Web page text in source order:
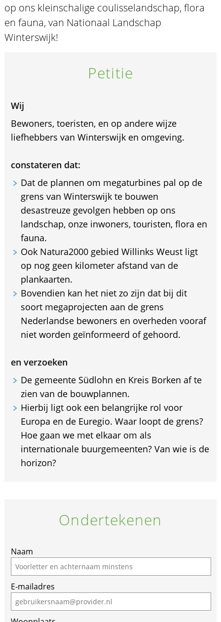
op ons kleinschalige coulisselandschap, flora
en fauna, van Nationaal Landschap
Winterswijk!
Petitie
Wij
Bewoners, toeristen, en op andere wijze
liefhebbers van Winterswijk en omgeving.
constateren dat:
Dat de plannen om megaturbines pal op de
grens van Winterswijk te bouwen
desastreuze gevolgen hebben op ons
landschap, onze inwoners, touristen, flora en
fauna.
Ook Natura2000 gebied Willinks Weust ligt
op nog geen kilometer afstand van de
plankaarten.
Bovendien kan het niet zo zijn dat bij dit
soort megaprojecten aan de grens
Nederlandse bewoners en overheden vooraf
niet worden geïnformeerd of gehoord.
en verzoeken
De gemeente Südlohn en Kreis Borken af te
zien van de bouwplannen.
Hierbij ligt ook een belangrijke rol voor
Europa en de Euregio. Waar loopt de grens?
Hoe gaan we met elkaar om als
internationale buurgemeenten? Van wie is de
horizon?
Ondertekenen
Naam
E-mailadres